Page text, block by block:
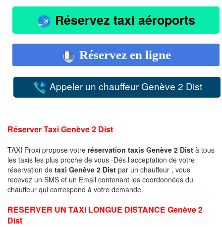
Réservez taxi aéroports
Réservez en ligne
Appeler un chauffeur Genève 2 Dist
Réserver Taxi Genève 2 Dist
TAXI Proxi propose votre réservation taxis Genève 2 Dist à tous
les taxis les plus proche de vous -Dés l'acceptation de votre
réservation de taxi Genève 2 Dist par un chauffeur , vous
recevez un SMS et un Email contenant les coordonnées du
chauffeur qui correspond à votre demande.
RESERVER UN TAXI LONGUE DISTANCE Genève 2
Dist